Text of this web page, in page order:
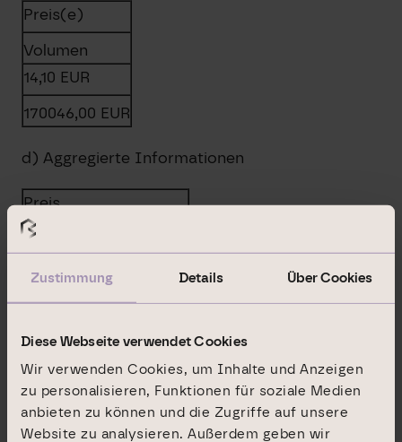
Zustimmung Details Über Cookies
Diese Webseite verwendet Cookies
Wir verwenden Cookies, um Inhalte und Anzeigen
zu personalisieren, Funktionen für soziale Medien
anbieten zu können und die Zugriffe auf unsere
Website zu analysieren. Außerdem geben wir
Preis(e)
Volumen
14,10 EUR
170046,00 EUR
d) Aggregierte Informationen
Preis
Aggregiertes Volumen
170046,0000 EUR
e) Datum des Geschäfts
2019-11-20; UTC+1
f) Ort des Geschäfts